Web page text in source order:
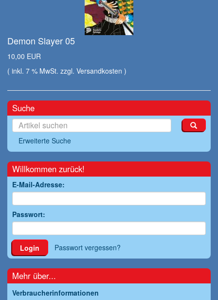
Demon Slayer 05
10,00 EUR
( inkl. 7 % MwSt. zzgl. Versandkosten )
Suche
Erweiterte Suche
Willkommen zurück!
E-Mail-Adresse:
Passwort:
Login Passwort vergessen?
Mehr über...
Verbraucherinformationen